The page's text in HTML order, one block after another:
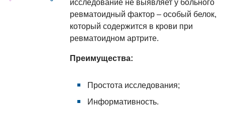
исследование не выявляет у больного
ревматоидный фактор – особый белок,
который содержится в крови при
ревматоидном артрите.
Преимущества:
Простота исследования;
Информативность.